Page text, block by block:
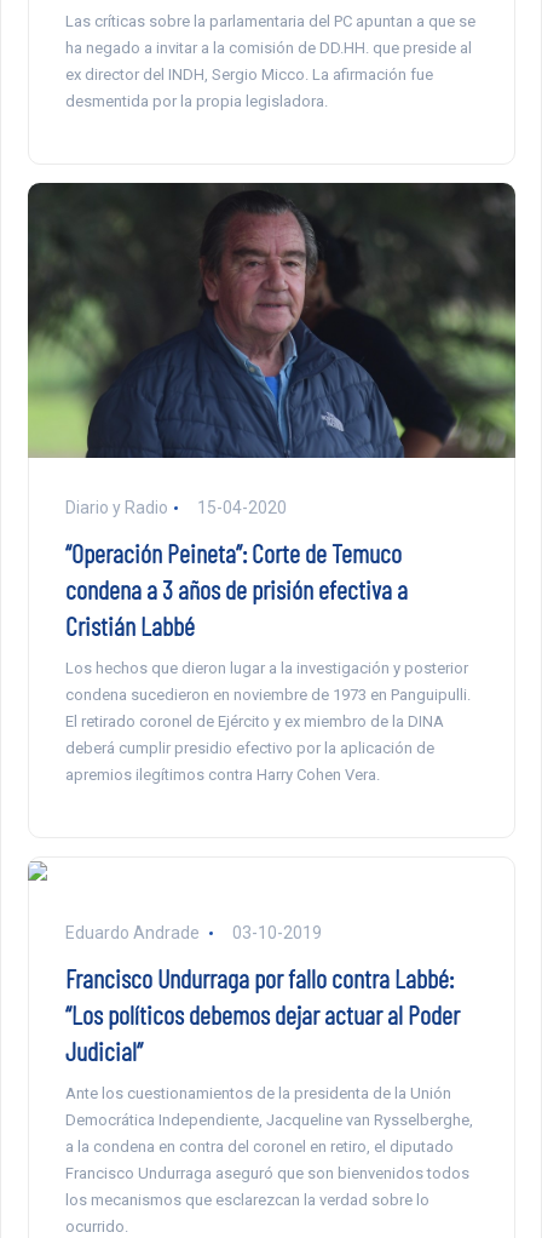
Las críticas sobre la parlamentaria del PC apuntan a que se
ha negado a invitar a la comisión de DD.HH. que preside al
ex director del INDH, Sergio Micco. La afirmación fue
desmentida por la propia legisladora.
Diario y Radio 15-04-2020
“Operación Peineta”: Corte de Temuco
condena a 3 años de prisión efectiva a
Cristián Labbé
Los hechos que dieron lugar a la investigación y posterior
condena sucedieron en noviembre de 1973 en Panguipulli.
El retirado coronel de Ejército y ex miembro de la DINA
deberá cumplir presidio efectivo por la aplicación de
apremios ilegítimos contra Harry Cohen Vera.
Eduardo Andrade 03-10-2019
Francisco Undurraga por fallo contra Labbé:
“Los políticos debemos dejar actuar al Poder
Judicial”
Ante los cuestionamientos de la presidenta de la Unión
Democrática Independiente, Jacqueline van Rysselberghe,
a la condena en contra del coronel en retiro, el diputado
Francisco Undurraga aseguró que son bienvenidos todos
los mecanismos que esclarezcan la verdad sobre lo
ocurrido.